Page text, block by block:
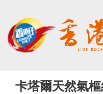
卡塔爾天然氣